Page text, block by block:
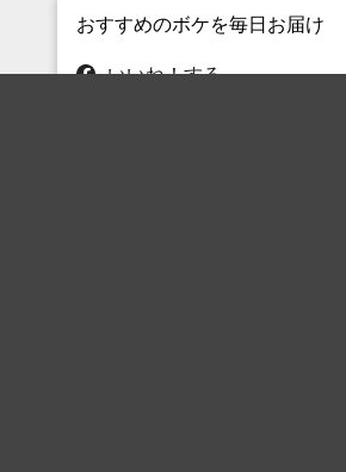
おすすめのボケを毎日お届け
いいね！する